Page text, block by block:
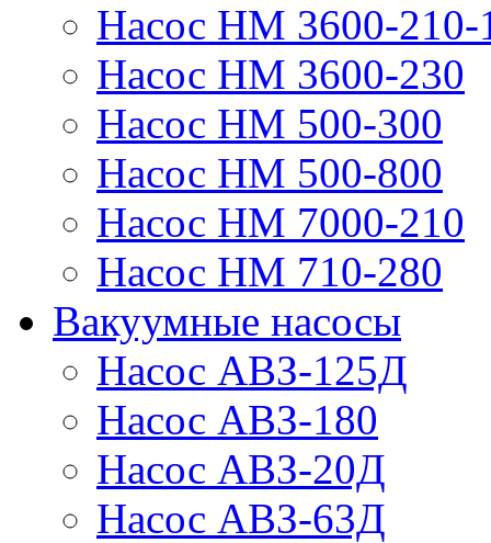
Насос НМ 3600-210-
Насос НМ 3600-230
Насос НМ 500-300
Насос НМ 500-800
Насос НМ 7000-210
Насос НМ 710-280
Вакуумные насосы
Насос АВЗ-125Д
Насос АВЗ-180
Насос АВЗ-20Д
Насос АВЗ-63Д